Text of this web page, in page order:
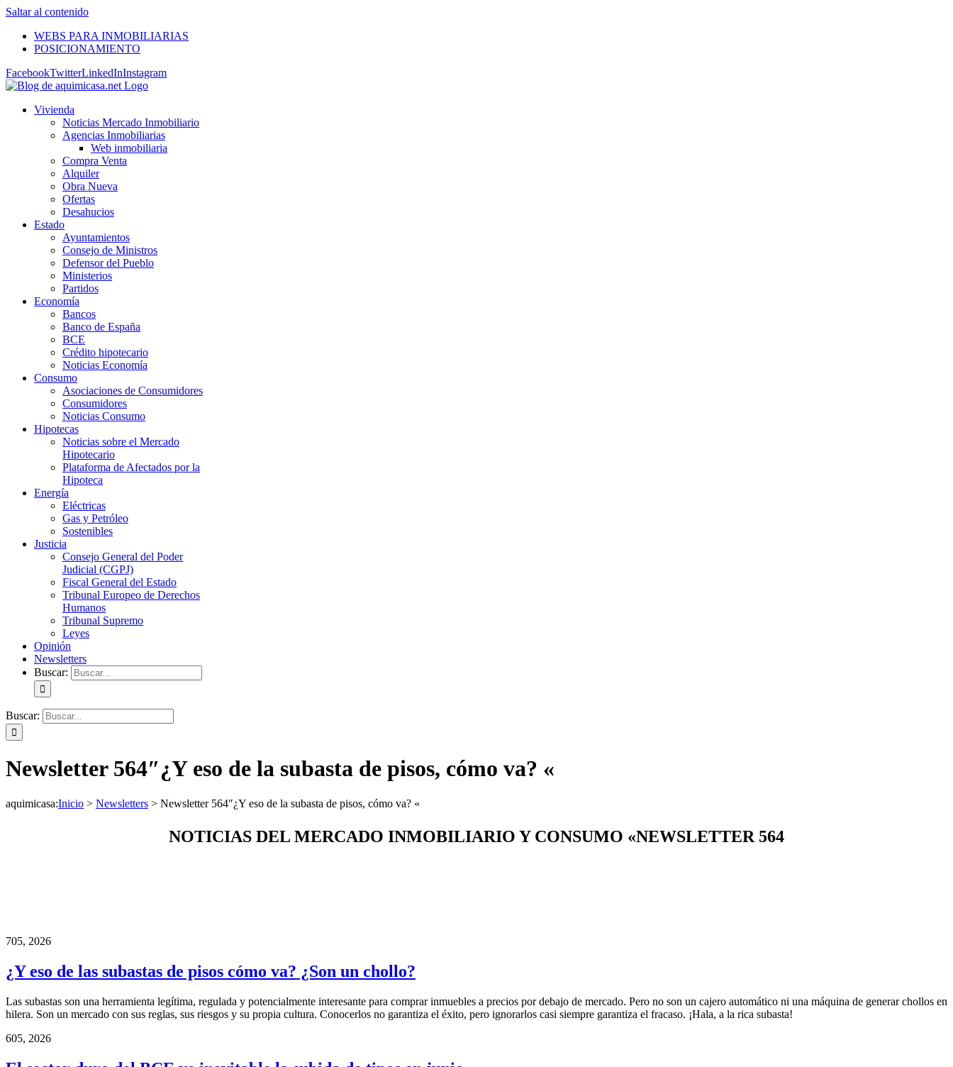
Saltar al contenido
WEBS PARA INMOBILIARIAS
POSICIONAMIENTO
FacebookTwitterLinkedInInstagram
Vivienda
Noticias Mercado Inmobiliario
Agencias Inmobiliarias
Web inmobiliaria
Compra Venta
Alquiler
Obra Nueva
Ofertas
Desahucios
Estado
Ayuntamientos
Consejo de Ministros
Defensor del Pueblo
Ministerios
Partidos
Economía
Bancos
Banco de España
BCE
Crédito hipotecario
Noticias Economía
Consumo
Asociaciones de Consumidores
Consumidores
Noticias Consumo
Hipotecas
Noticias sobre el Mercado
Hipotecario
Plataforma de Afectados por la
Hipoteca
Energía
Eléctricas
Gas y Petróleo
Sostenibles
Justicia
Consejo General del Poder
Judicial (CGPJ)
Fiscal General del Estado
Tribunal Europeo de Derechos
Humanos
Tribunal Supremo
Leyes
Opinión
Newsletters
Buscar:
Buscar:
Newsletter 564″¿Y eso de la subasta de pisos, cómo va? «
aquimicasa:Inicio > Newsletters > Newsletter 564″¿Y eso de la subasta de pisos, cómo va? «
NOTICIAS DEL MERCADO INMOBILIARIO Y CONSUMO «NEWSLETTER 564
705, 2026
¿Y eso de las subastas de pisos cómo va? ¿Son un chollo?
Las subastas son una herramienta legítima, regulada y potencialmente interesante para comprar inmuebles a precios por debajo de mercado. Pero no son un cajero automático ni una máquina de generar chollos en
hilera. Son un mercado con sus reglas, sus riesgos y su propia cultura. Conocerlos no garantiza el éxito, pero ignorarlos casi siempre garantiza el fracaso. ¡Hala, a la rica subasta!
605, 2026